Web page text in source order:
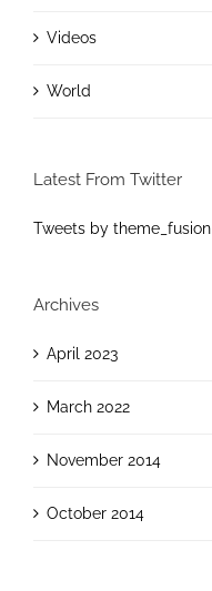
Videos
World
Latest From Twitter
Tweets by theme_fusion
Archives
April 2023
March 2022
November 2014
October 2014